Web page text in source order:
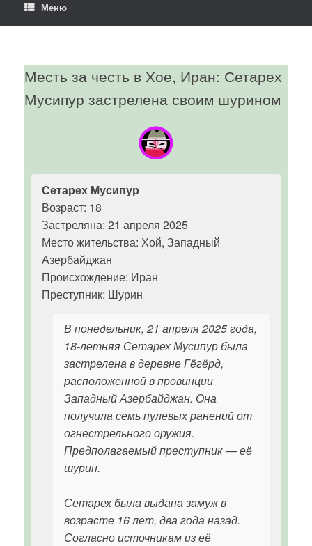
Меню
Месть за честь в Хое, Иран: Сетарех
Мусипур застрелена своим шурином
Сетарех Мусипур
Возраст: 18
Застреляна: 21 апреля 2025
Место жительства: Хой, Западный
Азербайджан
Происхождение: Иран
Преступник: Шурин
В понедельник, 21 апреля 2025 года,
18-летняя Сетарех Мусипур была
застрелена в деревне Гёгёрд,
расположенной в провинции
Западный Азербайджан. Она
получила семь пулевых ранений от
огнестрельного оружия.
Предполагаемый преступник — её
шурин.
Сетарех была выдана замуж в
возрасте 16 лет, два года назад.
Согласно источникам из её